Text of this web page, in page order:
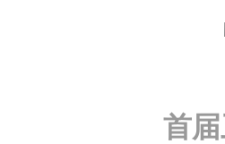
首